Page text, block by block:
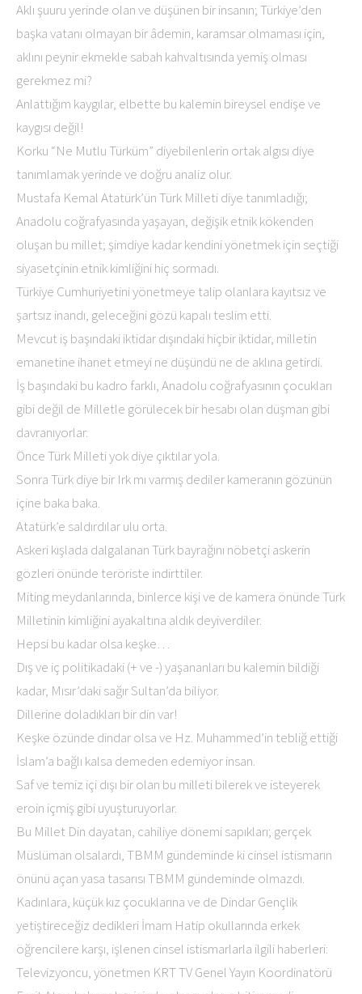
Aklı şuuru yerinde olan ve düşünen bir insanın; Türkiye’den
başka vatanı olmayan bir âdemin, karamsar olmaması için,
aklını peynir ekmekle sabah kahvaltısında yemiş olması
gerekmez mi?
Anlattığım kaygılar, elbette bu kalemin bireysel endişe ve
kaygısı değil!
Korku “Ne Mutlu Türküm” diyebilenlerin ortak algısı diye
tanımlamak yerinde ve doğru analiz olur.
Mustafa Kemal Atatürk’ün Türk Milleti diye tanımladığı;
Anadolu coğrafyasında yaşayan, değişik etnik kökenden
oluşan bu millet; şimdiye kadar kendini yönetmek için seçtiği
siyasetçinin etnik kimliğini hiç sormadı.
Türkiye Cumhuriyetini yönetmeye talip olanlara kayıtsız ve
şartsız inandı, geleceğini gözü kapalı teslim etti.
Mevcut iş başındaki iktidar dışındaki hiçbir iktidar, milletin
emanetine ihanet etmeyi ne düşündü ne de aklına getirdi.
İş başındaki bu kadro farklı, Anadolu coğrafyasının çocukları
gibi değil de Milletle görülecek bir hesabı olan düşman gibi
davranıyorlar.
Önce Türk Milleti yok diye çıktılar yola.
Sonra Türk diye bir Irk mı varmış dediler kameranın gözünün
içine baka baka.
Atatürk’e saldırdılar ulu orta.
Askeri kışlada dalgalanan Türk bayrağını nöbetçi askerin
gözleri önünde teröriste indirttiler.
Miting meydanlarında, binlerce kişi ve de kamera önünde Türk
Milletinin kimliğini ayakaltına aldık deyiverdiler.
Hepsi bu kadar olsa keşke…
Dış ve iç politikadaki (+ ve -) yaşananları bu kalemin bildiği
kadar, Mısır’daki sağır Sultan’da biliyor.
Dillerine doladıkları bir din var!
Keşke özünde dindar olsa ve Hz. Muhammed’in tebliğ ettiği
İslam’a bağlı kalsa demeden edemiyor insan.
Saf ve temiz içi dışı bir olan bu milleti bilerek ve isteyerek
eroin içmiş gibi uyuşturuyorlar.
Bu Millet Din dayatan, cahiliye dönemi sapıkları; gerçek
Müslüman olsalardı, TBMM gündeminde ki cinsel istismarın
önünü açan yasa tasarısı TBMM gündeminde olmazdı.
Kadınlara, küçük kız çocuklarına ve de Dindar Gençlik
yetiştireceğiz dedikleri İmam Hatip okullarında erkek
öğrencilere karşı, işlenen cinsel istismarlarla ilgili haberleri:
Televizyoncu, yönetmen KRT TV Genel Yayın Koordinatörü